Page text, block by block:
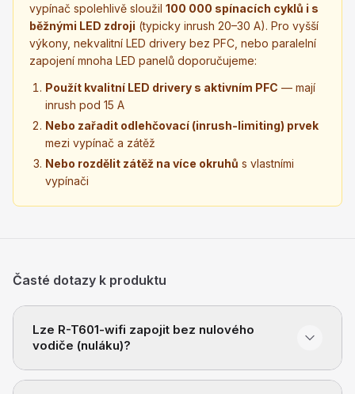
vypínač spolehlivě sloužil 100 000 spínacích cyklů i s
běžnými LED zdroji (typicky inrush 20–30 A). Pro vyšší
výkony, nekvalitní LED drivery bez PFC, nebo paralelní
zapojení mnoha LED panelů doporučujeme:
Použít kvalitní LED drivery s aktivním PFC — mají
inrush pod 15 A
Nebo zařadit odlehčovací (inrush-limiting) prvek
mezi vypínač a zátěž
Nebo rozdělit zátěž na více okruhů s vlastními
vypínači
Časté dotazy k produktu
Lze R-T601-wifi zapojit bez nulového
vodiče (nuláku)?